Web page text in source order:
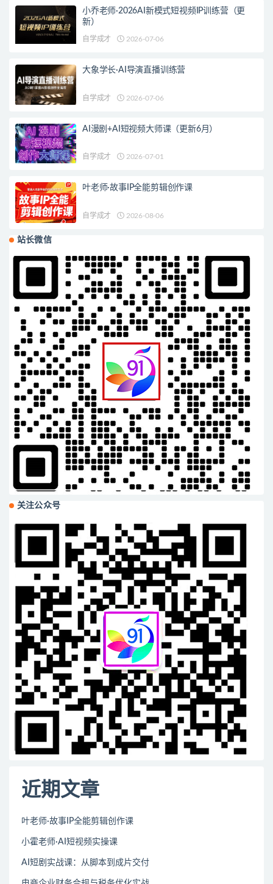
小乔老师·2026AI新模式短视频IP训练营（更
新）
自学成才 2026-07-06
大象学长·AI导演直播训练营
自学成才 2026-07-06
AI漫剧+AI短视频大师课（更新6月）
自学成才 2026-07-01
叶老师·故事IP全能剪辑创作课
自学成才 2026-08-06
站长微信
关注公众号
近期文章
叶老师·故事IP全能剪辑创作课
小霍老师·AI短视频实操课
AI短剧实战课：从脚本到成片交付